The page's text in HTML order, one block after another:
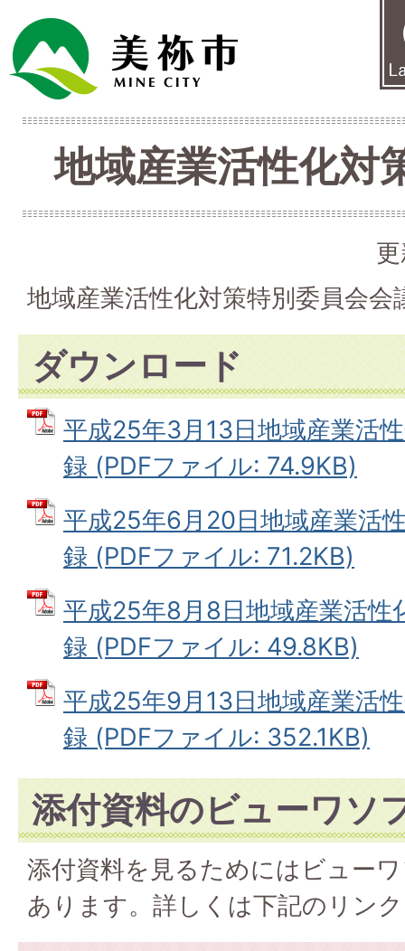
地域産業活性化対
地域産業活性化対策特別委員会会
ダウンロード
平成25年3月13日地域産業活
録 (PDFファイル: 74.9KB)
平成25年6月20日地域産業活
録 (PDFファイル: 71.2KB)
平成25年8月8日地域産業活性
録 (PDFファイル: 49.8KB)
平成25年9月13日地域産業活
録 (PDFファイル: 352.1KB)
添付資料のビューワソ
添付資料を見るためにはビュー
あります。詳しくは下記のリン